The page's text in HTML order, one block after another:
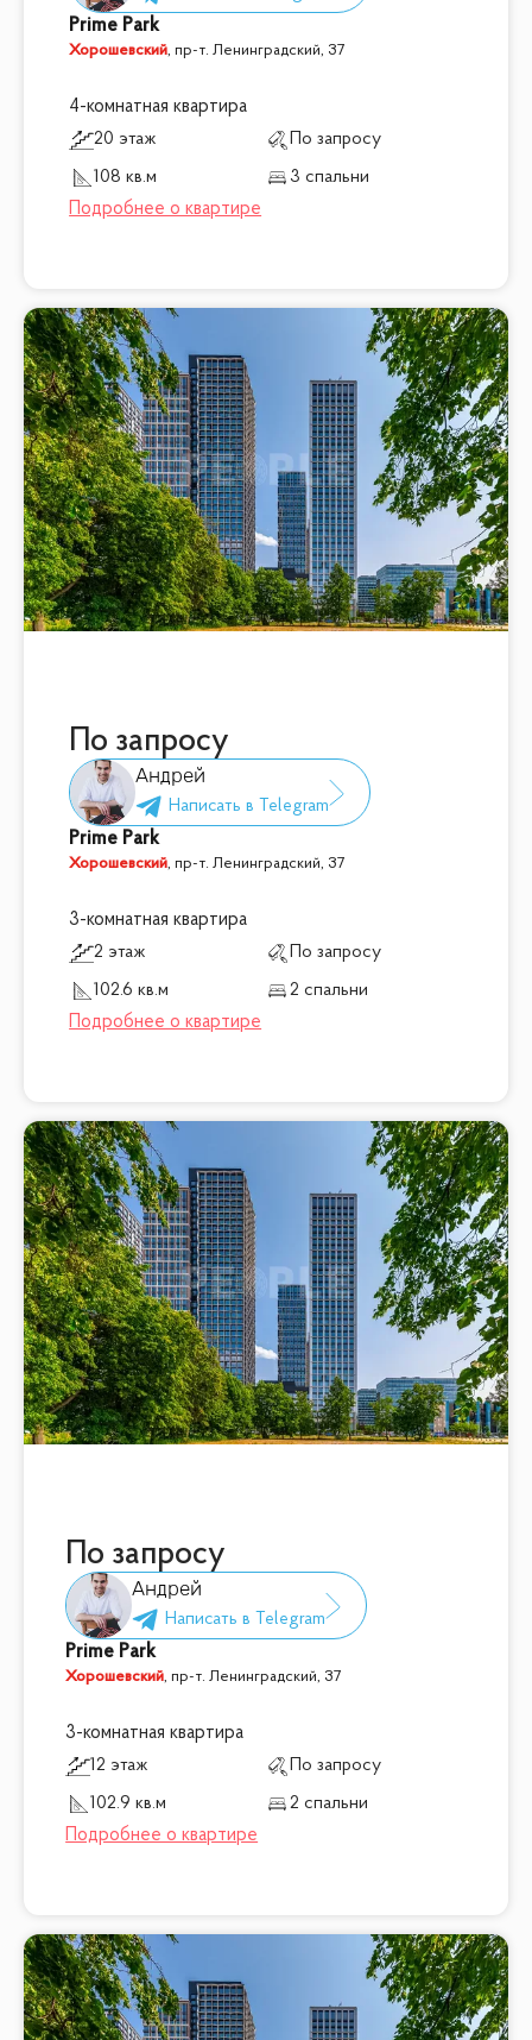
Prime Park
Хорошевский,пр-т. Ленинградский, 37
4-комнатная квартира
20 этаж
По запросу
108 кв.м
3 спальни
По запросу
Андрей
Prime Park
Хорошевский,пр-т. Ленинградский, 37
3-комнатная квартира
2 этаж
По запросу
102.6 кв.м
2 спальни
По запросу
Андрей
Prime Park
Хорошевский,пр-т. Ленинградский, 37
3-комнатная квартира
12 этаж
По запросу
102.9 кв.м
2 спальни